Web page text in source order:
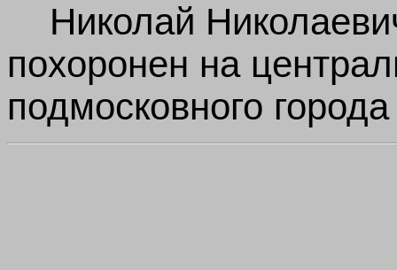
Николай
похоронен на
подмосковного